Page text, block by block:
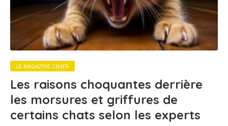
LE MAGAZINE CNSPA
Les raisons choquantes derrière
les morsures et griffures de
certains chats selon les experts